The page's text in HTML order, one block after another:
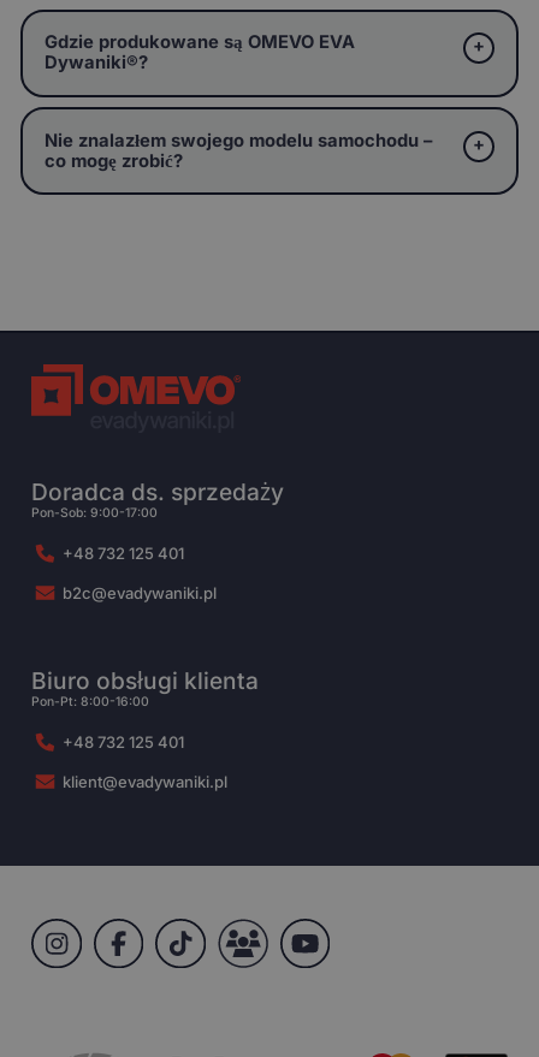
Gdzie produkowane są OMEVO EVA
Dywaniki®?
Nie znalazłem swojego modelu samochodu –
co mogę zrobić?
Doradca ds. sprzedaży
Pon-Sob: 9:00-17:00
+48 732 125 401
b2c@evadywaniki.pl
Biuro obsługi klienta
Pon-Pt: 8:00-16:00
+48 732 125 401
klient@evadywaniki.pl